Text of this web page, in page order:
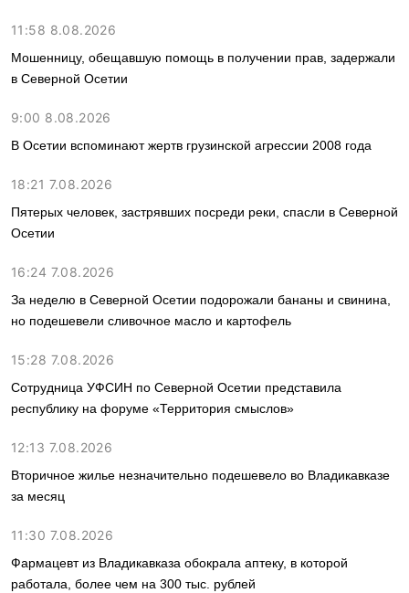
11:58 8.08.2026
Мошенницу, обещавшую помощь в получении прав, задержали
в Северной Осетии
9:00 8.08.2026
В Осетии вспоминают жертв грузинской агрессии 2008 года
18:21 7.08.2026
Пятерых человек, застрявших посреди реки, спасли в Северной
Осетии
16:24 7.08.2026
За неделю в Северной Осетии подорожали бананы и свинина,
но подешевели сливочное масло и картофель
15:28 7.08.2026
Сотрудница УФСИН по Северной Осетии представила
республику на форуме «Территория смыслов»
12:13 7.08.2026
Вторичное жилье незначительно подешевело во Владикавказе
за месяц
11:30 7.08.2026
Фармацевт из Владикавказа обокрала аптеку, в которой
работала, более чем на 300 тыс. рублей